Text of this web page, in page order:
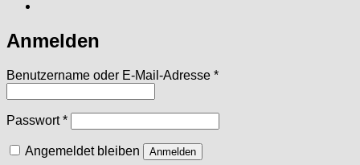
Anmelden
Benutzername oder E-Mail-Adresse *Erforderlich
Passwort*Erforderlich
Angemeldet bleiben Anmelden